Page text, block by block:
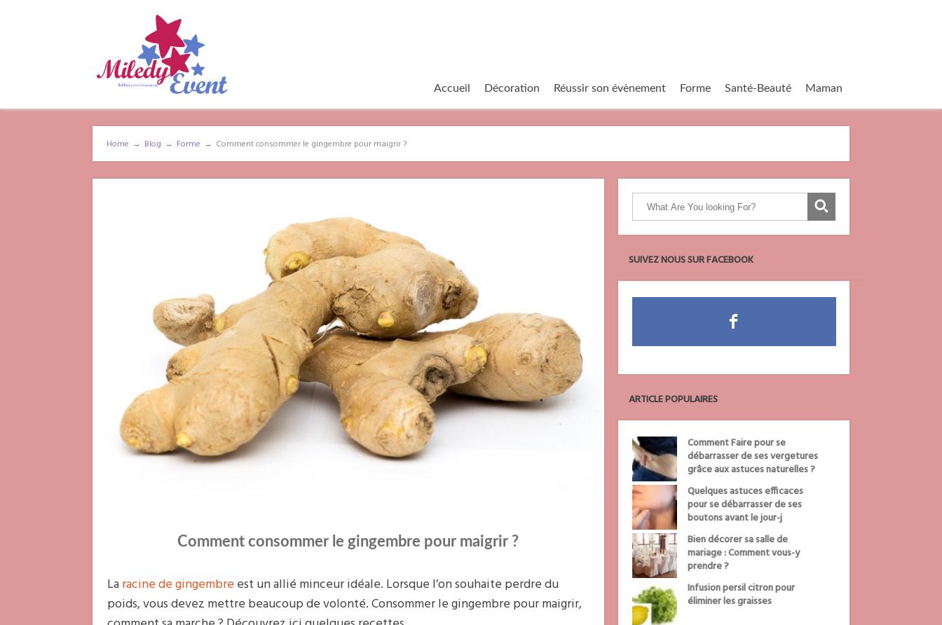
Accueil Décoration Réussir son évènement Forme Santé-Beauté Maman
Home → Blog → Forme → Comment consommer le gingembre pour maigrir ?
Comment consommer le gingembre pour maigrir ?
Laracine de gingembreest un allié minceur idéale. Lorsque l’on souhaite perdre du
poids, vous devez mettre beaucoup de volonté. Consommer le gingembre pour maigrir,
SUIVEZ NOUS SUR FACEBOOK
ARTICLE POPULAIRES
Comment Faire pour se
débarrasser de ses vergetures
grâce aux astuces naturelles ?
Quelques astuces efficaces
pour se débarrasser de ses
boutons avant le jour-j
Bien décorer sa salle de
mariage : Comment vous-y
prendre ?
Infusion persil citron pour
éliminer les graisses